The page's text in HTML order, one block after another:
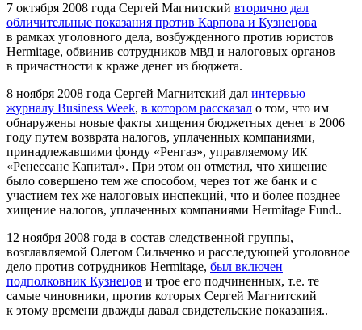
7 октября 2008 года Сергей Магнитский вторично дал
обличительные показания против Карпова и Кузнецова
в рамках уголовного дела, возбужденного против юристов
Her­mitage, обвинив сотрудников МВД и налоговых органов
в причастности к краже денег из бюджета.
8 ноября 2008 года Сергей Магнитский дал интервью
журналу Busi­ness Week, в котором рассказал о том, что им
обнаружены новые факты хищения бюджетных денег в 2006
году путем возврата налогов, уплаченных компаниями,
принадлежавшими фонду «Ренгаз», управляемому ИК
«Ренессанс Капитал». При этом он отметил, что хищение
было совершено тем же способом, через тот же банк и с
участием тех же налоговых инспекций, что и более позднее
хищение налогов, уплаченных компаниями Her­mitage Fund..
12 ноября 2008 года в состав следственной группы,
возглавляемой Олегом Сильченко и расследующей уголовное
дело против сотрудников Her­mitage, был включен
подполковник Кузнецов и трое его подчиненных, т.е. те
самые чиновники, против которых Сергей Магнитский
к этому времени дважды давал свидетельские показания..